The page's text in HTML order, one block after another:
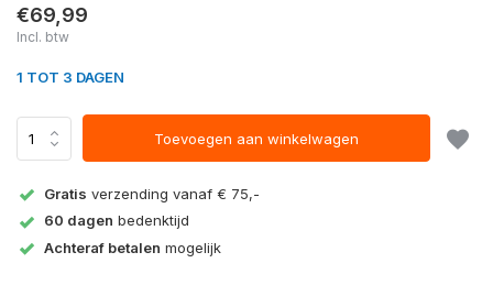
€69,99
Incl. btw
1 TOT 3 DAGEN
Toevoegen aan winkelwagen
Gratis verzending vanaf € 75,-
60 dagen bedenktijd
Achteraf betalen mogelijk